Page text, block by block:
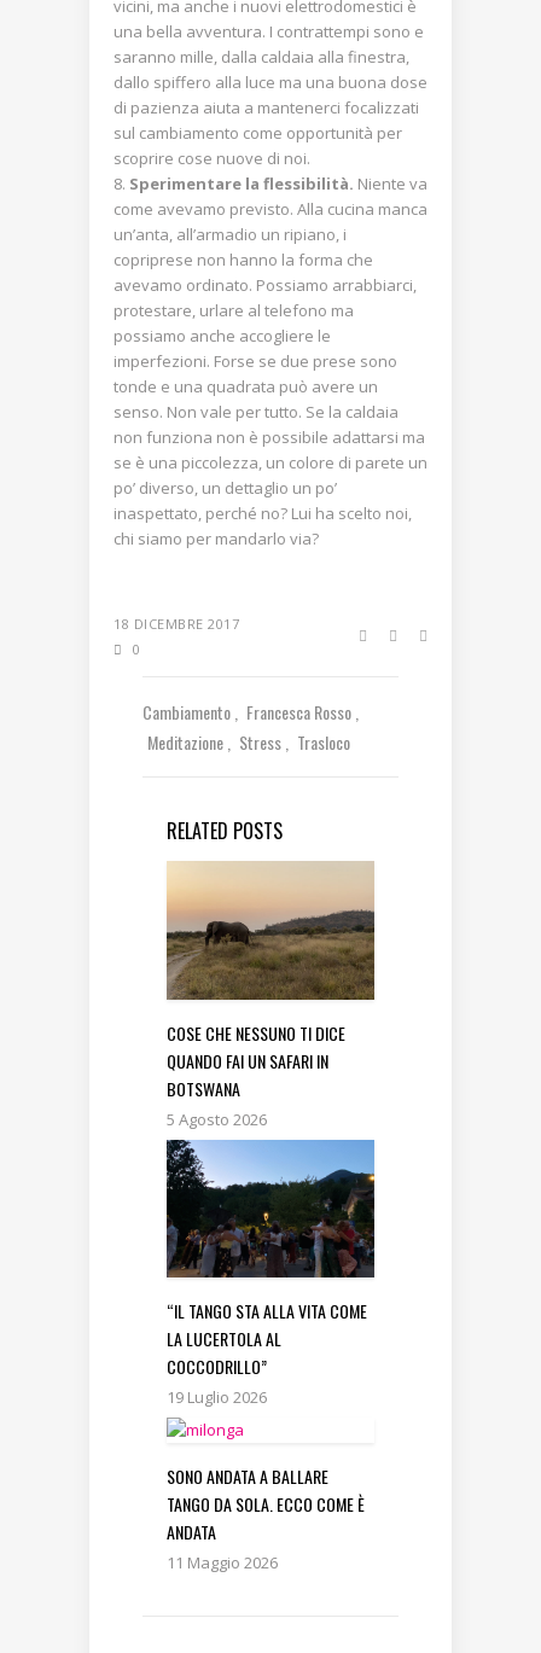
vicini, ma anche i nuovi elettrodomestici è
una bella avventura. I contrattempi sono e
saranno mille, dalla caldaia alla finestra,
dallo spiffero alla luce ma una buona dose
di pazienza aiuta a mantenerci focalizzati
sul cambiamento come opportunità per
scoprire cose nuove di noi.
Sperimentare la flessibilità. Niente va
come avevamo previsto. Alla cucina manca
un’anta, all’armadio un ripiano, i
copriprese non hanno la forma che
avevamo ordinato. Possiamo arrabbiarci,
protestare, urlare al telefono ma
possiamo anche accogliere le
imperfezioni. Forse se due prese sono
tonde e una quadrata può avere un
senso. Non vale per tutto. Se la caldaia
non funziona non è possibile adattarsi ma
se è una piccolezza, un colore di parete un
po’ diverso, un dettaglio un po’
inaspettato, perché no? Lui ha scelto noi,
chi siamo per mandarlo via?
18 DICEMBRE 2017
0
Cambiamento
Francesca Rosso
Meditazione
Stress Trasloco
RELATED POSTS
COSE CHE NESSUNO TI DICE
QUANDO FAI UN SAFARI IN
BOTSWANA
5 Agosto 2026
“IL TANGO STA ALLA VITA COME
LA LUCERTOLA AL
COCCODRILLO”
19 Luglio 2026
SONO ANDATA A BALLARE
TANGO DA SOLA. ECCO COME È
ANDATA
11 Maggio 2026